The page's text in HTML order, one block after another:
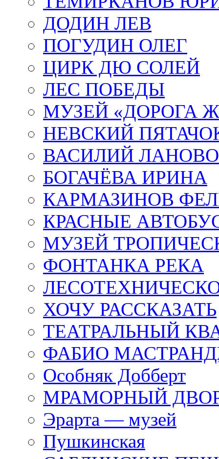
ДОДИН ЛЕВ
ПОГУДИН ОЛЕГ
ЦИРК ДЮ СОЛЕЙ
ЛЕС ПОБЕДЫ
МУЗЕЙ «ДОРОГА
НЕВСКИЙ
ВАСИЛИЙ
БОГАЧЁВА ИРИНА
КАРМАЗИНОВ
КРАСНЫЕ
МУЗЕЙ
ФОНТАНКА РЕКА
ХОЧУ РАССКАЗАТЬ
ТЕАТРАЛЬНЫЙ
ФАБИО
Особняк Добберт
МРАМОРНЫЙ
Эрарта — музей
Пушкинская